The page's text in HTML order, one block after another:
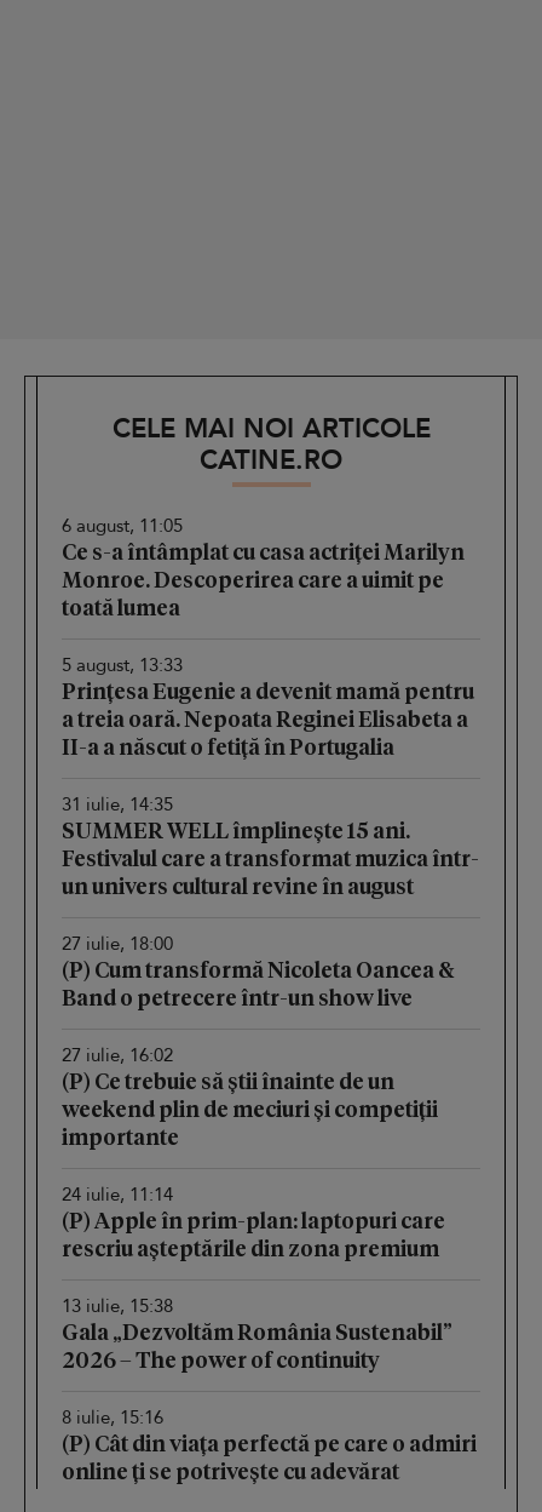
CELE MAI NOI ARTICOLE
CATINE.RO
6 august, 11:05
Ce s-a întâmplat cu casa actriței Marilyn
Monroe. Descoperirea care a uimit pe
toată lumea
5 august, 13:33
Prințesa Eugenie a devenit mamă pentru
a treia oară. Nepoata Reginei Elisabeta a
II-a a născut o fetiță în Portugalia
31 iulie, 14:35
SUMMER WELL împlinește 15 ani.
Festivalul care a transformat muzica într-
un univers cultural revine în august
27 iulie, 18:00
(P) Cum transformă Nicoleta Oancea &
Band o petrecere într-un show live
27 iulie, 16:02
(P) Ce trebuie să știi înainte de un
weekend plin de meciuri și competiții
importante
24 iulie, 11:14
(P) Apple în prim-plan: laptopuri care
rescriu așteptările din zona premium
13 iulie, 15:38
Gala „Dezvoltăm România Sustenabil”
2026 – The power of continuity
8 iulie, 15:16
(P) Cât din viața perfectă pe care o admiri
online ți se potrivește cu adevărat